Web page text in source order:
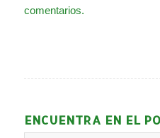
comentarios.
ENCUENTRA EN EL